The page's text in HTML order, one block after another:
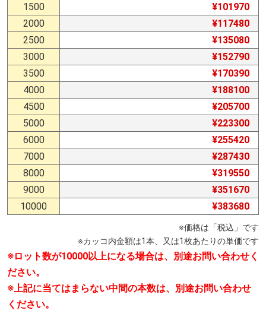
1500
¥101970
2000
¥117480
2500
¥135080
3000
¥152790
3500
¥170390
4000
¥188100
4500
¥205700
5000
¥223300
6000
¥255420
7000
¥287430
8000
¥319550
9000
¥351670
10000
¥383680
※価格は「税込」です
※カッコ内金額は1本、又は1枚あたりの単価です
※ロット数が10000以上になる場合は、別途お問い合わせ く
ださい。
※上記に当てはまらない中間の本数は、別途お問い合わせ
ください。